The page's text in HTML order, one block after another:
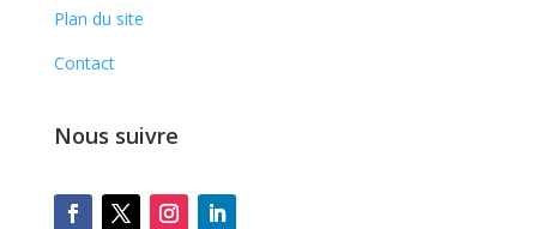
Plan du site
Contact
Nous suivre